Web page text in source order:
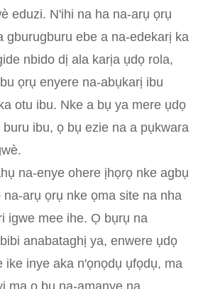
eduzi. N'ihi na ha na-arụ ọrụ
gburugburu ebe a na-edekarị ka
nbido dị ala karịa ụdọ rola,
ọrụ enyere na-abụkarị ibu
otu ibu. Nke a bụ ya mere ụdọ
ibu, ọ bụ ezie na a pụkwara
na-enye ohere ịhọrọ nke agbụ
arụ ọrụ nke ọma site na nha
igwe mee ihe. Ọ bụrụ na
anabataghị ya, enwere ụdọ
ike inye aka n'ọnọdụ ụfọdụ, ma